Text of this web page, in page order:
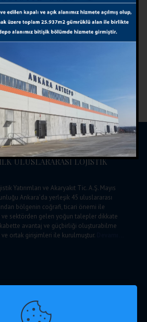
ULUSLARARASI LOJİSTİK
Yatırımları ve Akaryakıt Tic. A.Ş. Mayıs
Ankara’da yerleşik 45 uluslararası
bölgenin coğrafi, ticari önemi ile
ve sektörden gelen yoğun talepler dikkate
avantaj ve güçbirliği oluşturabilme
ve ortak girişimleri ile kurulmuştur.
1 Kahramankazan / Ankara
(pbx)